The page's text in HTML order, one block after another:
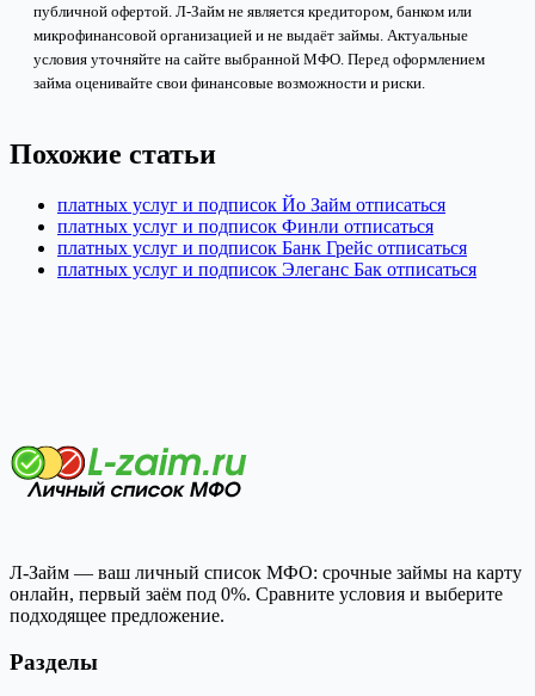
публичной офертой. Л-Займ не является кредитором, банком или
микрофинансовой организацией и не выдаёт займы. Актуальные
условия уточняйте на сайте выбранной МФО. Перед оформлением
займа оценивайте свои финансовые возможности и риски.
Похожие статьи
платных услуг и подписок Йо Займ отписаться
платных услуг и подписок Финли отписаться
платных услуг и подписок Банк Грейс отписаться
платных услуг и подписок Элеганс Бак отписаться
Л-Займ — ваш личный список МФО: срочные займы на карту
онлайн, первый заём под 0%. Сравните условия и выберите
подходящее предложение.
Разделы